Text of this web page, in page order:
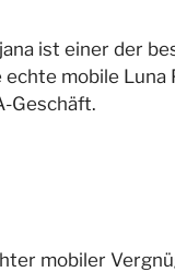
ist einer der
mobile
Geschäft.
mobiler